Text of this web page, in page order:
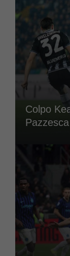
Colpo
Pazzesca